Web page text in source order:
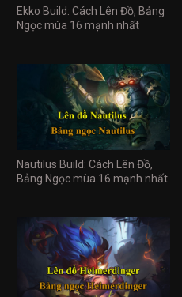
Ekko Build: Cách Lên Đồ, Bảng
Ngọc mùa 16 mạnh nhất
Nautilus Build: Cách Lên Đồ,
Bảng Ngọc mùa 16 mạnh nhất